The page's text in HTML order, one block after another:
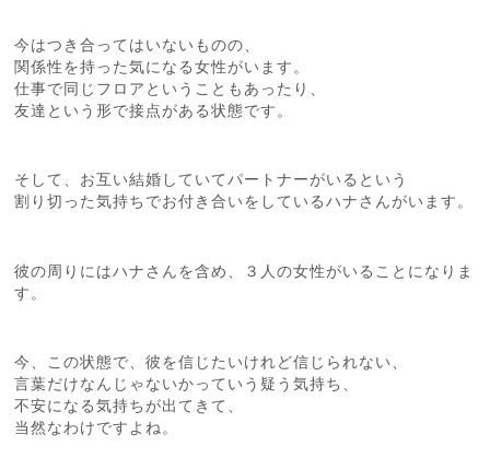
今はつき合ってはいないものの、
関係性を持った気になる女性がいます。
仕事で同じフロアということもあったり、
友達という形で接点がある状態です。
そして、お互い結婚していてパートナーがいるという
割り切った気持ちでお付き合いをしているハナさんがいます。
彼の周りにはハナさんを含め、３人の女性がいることになりま
す。
今、この状態で、彼を信じたいけれど信じられない、
言葉だけなんじゃないかっていう疑う気持ち、
不安になる気持ちが出てきて、
当然なわけですよね。